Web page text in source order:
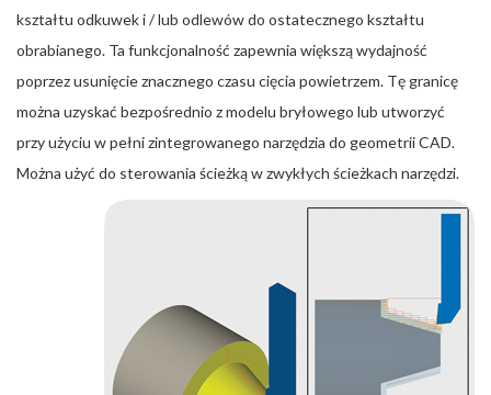
kształtu odkuwek i / lub odlewów do ostatecznego kształtu
obrabianego. Ta funkcjonalność zapewnia większą wydajność
poprzez usunięcie znacznego czasu cięcia powietrzem. Tę granicę
można uzyskać bezpośrednio z modelu bryłowego lub utworzyć
przy użyciu w pełni zintegrowanego narzędzia do geometrii CAD.
Można użyć do sterowania ścieżką w zwykłych ścieżkach narzędzi.